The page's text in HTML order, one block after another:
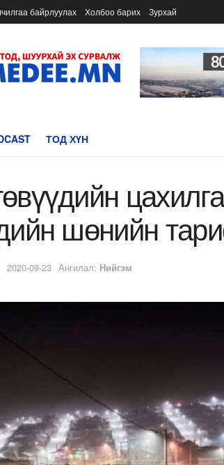
байрлуулах Холбоо барих Зурхай
ТОД ХҮН
шөнийн
2020-09-23 Ангилал: Нийгэм